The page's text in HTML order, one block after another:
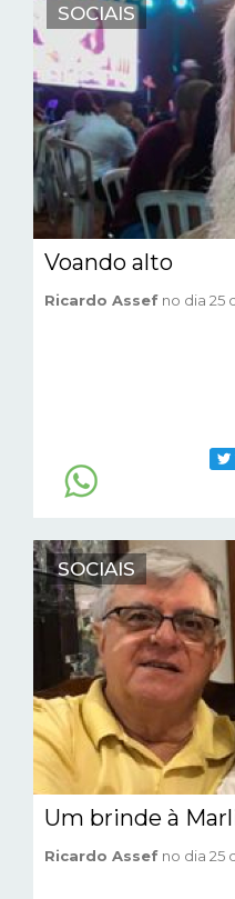
SOCIAIS
Voando alto
Ricardo Assef no dia 25
SOCIAIS
Um brinde à
Ricardo Assef no dia 25